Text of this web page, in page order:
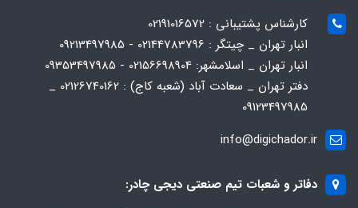
کارشناس پشتیبانی : 02191016572
انبار تهران _ چیتگر : 02144783796 - 09213497985
انبار تهران _ اسلامشهر: 02156698904 - 09353497985
دفتر تهران _ سعادت آباد (شعبه کاج) : 02126740162 _
09123497985
info@digichador.ir
دفاتر و شعبات تیم صنعتی دیجی چادر: